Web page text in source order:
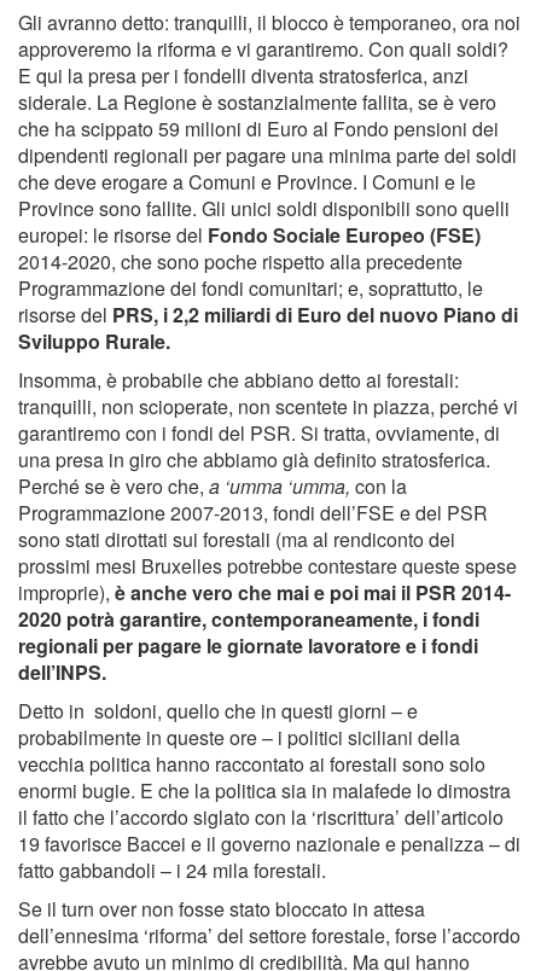
Gli avranno detto: tranquilli, il blocco è temporaneo, ora noi
approveremo la riforma e vi garantiremo. Con quali soldi?
E qui la presa per i fondelli diventa stratosferica, anzi
siderale. La Regione è sostanzialmente fallita, se è vero
che ha scippato 59 milioni di Euro al Fondo pensioni dei
dipendenti regionali per pagare una minima parte dei soldi
che deve erogare a Comuni e Province. I Comuni e le
Province sono fallite. Gli unici soldi disponibili sono quelli
europei: le risorse del Fondo Sociale Europeo (FSE)
2014-2020, che sono poche rispetto alla precedente
Programmazione dei fondi comunitari; e, soprattutto, le
risorse del PRS, i 2,2 miliardi di Euro del nuovo Piano di
Sviluppo Rurale.
Insomma, è probabile che abbiano detto ai forestali:
tranquilli, non scioperate, non scentete in piazza, perché vi
garantiremo con i fondi del PSR. Si tratta, ovviamente, di
una presa in giro che abbiamo già definito stratosferica.
Perché se è vero che, a ‘umma ‘umma, con la
Programmazione 2007-2013, fondi dell’FSE e del PSR
sono stati dirottati sui forestali (ma al rendiconto dei
prossimi mesi Bruxelles potrebbe contestare queste spese
improprie), è anche vero che mai e poi mai il PSR 2014-
2020 potrà garantire, contemporaneamente, i fondi
regionali per pagare le giornate lavoratore e i fondi
dell’INPS.
Detto in soldoni, quello che in questi giorni – e
probabilmente in queste ore – i politici siciliani della
vecchia politica hanno raccontato ai forestali sono solo
enormi bugie. E che la politica sia in malafede lo dimostra
il fatto che l’accordo siglato con la ‘riscrittura’ dell’articolo
19 favorisce Baccei e il governo nazionale e penalizza – di
fatto gabbandoli – i 24 mila forestali.
Se il turn over non fosse stato bloccato in attesa
dell’ennesima ‘riforma’ del settore forestale, forse l’accordo
avrebbe avuto un minimo di credibilità. Ma qui hanno